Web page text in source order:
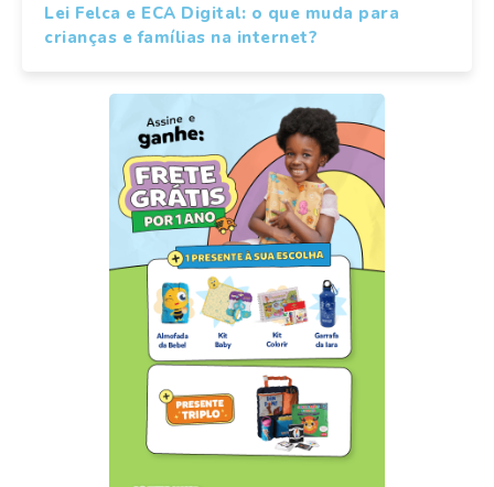
Lei Felca e ECA Digital: o que muda para
crianças e famílias na internet?